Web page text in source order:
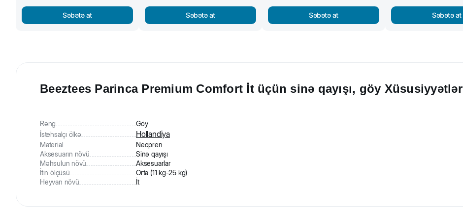
Səbətə at Səbətə at Səbətə at Səbətə at
Beeztees Parinca Premium Comfort İt üçün sinə qayışı, göy Xüsusiyyətlər
Rəng
Göy
İstehsalçı ölkə
Hollandiya
Material
Neopren
Aksesuarın növü
Sinə qayışı
Məhsulun növü
Aksesuarlar
İtin ölçüsü
Orta (11 kg-25 kg)
Heyvan növü
İt